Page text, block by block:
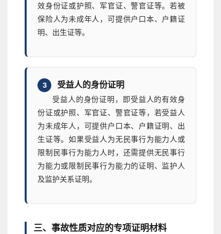
效身份证或护照、军官证、警官证等。若被
保险人为未成年人，可提供户口本、户籍证
明、出生证等。
3 受益人的身份证明
受益人的身份证明，即受益人的有效身
份证或护照、军官证、警官证等，若受益人
为未成年人，可提供户口本、户籍证明、出
生证等。如果受益人为无民事行为能力人或
限制民事行为能力人时，还需提供无民事行
为能力或限制民事行为能力的证明、监护人
及监护关系证明。
三、事故性质对应的专项证明材料